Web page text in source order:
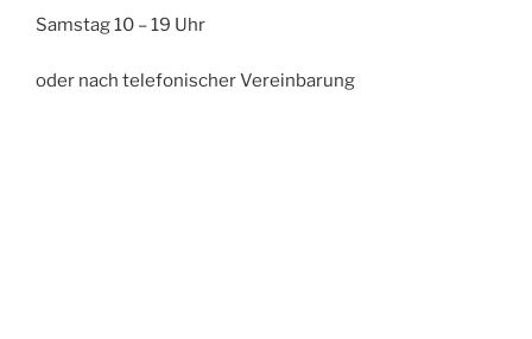
Samstag 10 – 19 Uhr
oder nach telefonischer Vereinbarung